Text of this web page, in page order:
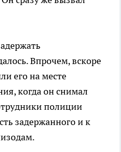
Впрочем, вскоре
его на месте
когда он снимал
полиции
задержанного и к